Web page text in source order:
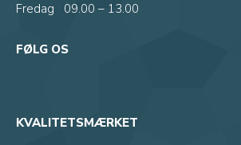
Fredag 09.00 – 13.00
FØLG OS
KVALITETSMÆRKET